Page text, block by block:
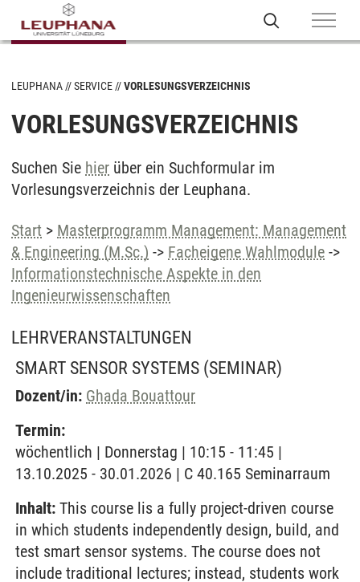
LEUPHANA SERVICE VORLESUNGSVERZEICHNIS
VORLESUNGSVERZEICHNIS
Suchen Sie hier über ein Suchformular im
Vorlesungsverzeichnis der Leuphana.
Start > Masterprogramm Management: Management
& Engineering (M.Sc.) -> Facheigene Wahlmodule ->
Informationstechnische Aspekte in den
Ingenieurwissenschaften
LEHRVERANSTALTUNGEN
SMART SENSOR SYSTEMS (SEMINAR)
Dozent/in: Ghada Bouattour
Termin:
wöchentlich | Donnerstag | 10:15 - 11:45 |
13.10.2025 - 30.01.2026 | C 40.165 Seminarraum
Inhalt: This course lis a fully project-driven course
in which students independently design, build, and
test smart sensor systems. The course does not
include traditional lectures; instead, students work